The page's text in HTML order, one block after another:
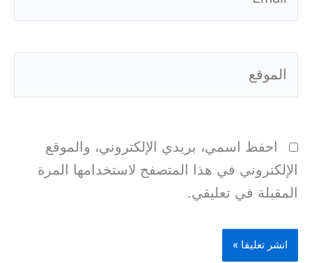
احفظ اسمي، بريدي الإلكتروني، والموقع
الإلكتروني في هذا المتصفح لاستخدامها المرة
المقبلة في تعليقي.